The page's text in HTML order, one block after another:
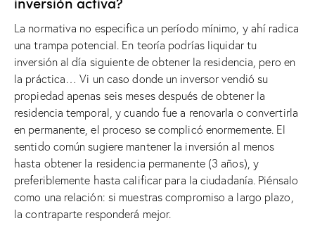
La normativa no especifica un período mínimo, y ahí radica
una trampa potencial. En teoría podrías liquidar tu
inversión al día siguiente de obtener la residencia, pero en
la práctica… Vi un caso donde un inversor vendió su
propiedad apenas seis meses después de obtener la
residencia temporal, y cuando fue a renovarla o convertirla
en permanente, el proceso se complicó enormemente. El
sentido común sugiere mantener la inversión al menos
hasta obtener la residencia permanente (3 años), y
preferiblemente hasta calificar para la ciudadanía. Piénsalo
como una relación: si muestras compromiso a largo plazo,
la contraparte responderá mejor.